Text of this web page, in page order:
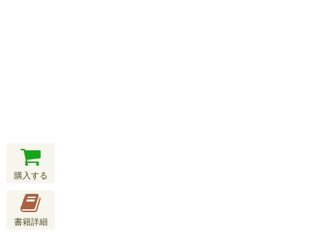
購入する
書籍詳細